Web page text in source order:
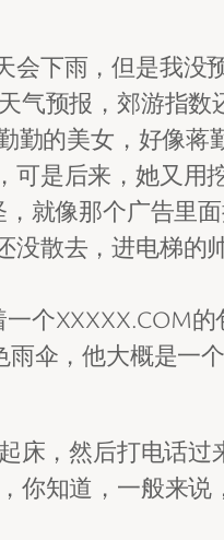
下雨，但是我没
气预报，郊游指
勤的美女，好像蒋
可是后来，她又用
就像那个广告里
散去，进电梯的
个XXXXX.COM
伞，他大概是一
床，然后打电话
你知道，一般来